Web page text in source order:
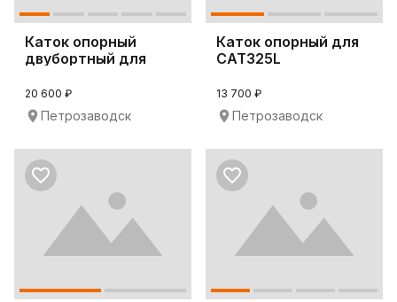
Каток опорный
двубортный для
20 600 ₽
Петрозаводск
Каток опорный для
CAT325L
13 700 ₽
Петрозаводск